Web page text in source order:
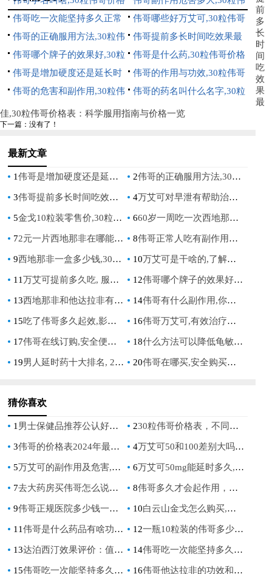
表：全面解析与购买指南
哥价格表：全面解析与价格指
南
伟哥吃一次能坚持多久正常
人,30粒伟哥价格表：全面解
析与价格指南
伟哥哪些好万艾可,30粒伟哥
价格表：全面分析与选购指南
伟哥的正确服用方法,30粒伟
哥价格表：全面指南与价格对
比
伟哥提前多长时间吃效果最
佳,30粒伟哥价格表：科学服
用指南与价格一览
伟哥哪个牌子的效果好,30粒
伟哥价格表：全面对比与选购
指南
伟哥是什么药,30粒伟哥价格
表：全面解析与价格指南
伟哥是增加硬度还是延长时
间,30粒伟哥价格表：全面解
析功效与价格指南
伟哥的作用与功效,30粒伟哥
价格表：全面解析与价格指南
伟哥的危害和副作用,30粒伟
哥价格表：全面解析与价格指
南
伟哥的药名叫什么名字,30粒
伟哥价格表：全面解析与购买
前
多
长
时
间
吃
效
果
最
佳,30粒伟哥价格表：科学服用指南与价格一览
下一篇：没有了！
最新文章
1伟哥是增加硬度还是延长时间_伟哥增加硬度还是延长时间 2伟哥的正确服用方法,30粒伟哥价格表：全面指南与价格对比
3伟哥提前多长时间吃效果最佳,30粒伟哥价格表：科学服用指南与价格一览 4万艾可对早泄有帮助治疗吗,30粒伟哥价格表：全面解析与购买指南
5金戈10粒装零售价,30粒伟哥价格表：2023年最新ED药物价格对比与购买指南 660岁一周吃一次西地那非可以吗,30粒伟哥价格表：老年男性用药指南与价格解析
72元一片西地那非在哪能买到,30粒伟哥价格表：最全购买指南与价格对比 8伟哥正常人吃有副作用吗,30粒伟哥价格表：全面解析与注意事项
9西地那非一盒多少钱,30粒伟哥价格表：全面了解男性健康药物价格与选购指南 10万艾可是干啥的,了解这个药物的作用与用途
11万艾可提前多久吃, 服用时间指南, 效果最佳时机 12伟哥哪个牌子的效果好,专家评测与选购指南
13西地那非和他达拉非有什么区别,药效持续时间,副作用对比,用药指南 14伟哥有什么副作用,你需要了解的常见不良反应与安全使用指南
15吃了伟哥多久起效,影响因素与最佳服用时间解析 16伟哥万艾可,有效治疗生活质量
17伟哥在线订购,安全便捷的男性健康解决方案 18什么方法可以降低龟敏,科学有效的**敏感度降低技巧分享
19男人延时药十大排名, 2023年最有效的男性延时产品排行榜单 20伟哥在哪买,安全购买伟哥的正规渠道指南
猜你喜欢
1男士保健品推荐公认好用第一名，全面解析健康之选 230粒伟哥价格表，不同品牌规格详细对比及购买建议
3伟哥的价格表2024年最新价格及购买指南 4万艾可50和100差别大吗,剂量不同效果差异详解
5万艾可的副作用及危害,长期服用或过量使用的严重后果 6万艾可50mg能延时多久,真实效果与服用方法详解
7去大药房买伟哥怎么说才能避免尴尬和误解 8伟哥多久才会起作用，服用后起效时间与影响因素全解析
9伟哥正规医院多少钱一盒,30粒伟哥价格表：全面解析与购买指南 10白云山金戈怎么购买,功效和价格详解
11伟哥是什么药品有啥功效,详细解析其作用机制与正确用法 12一瓶10粒装的伟哥多少钱,正品价格与购买渠道详解
13达泊西汀效果评价：值得期待的神奇效果！ 14伟哥吃一次能坚持多久，药效持续时间与正确服用方法解析
15伟哥吃一次能坚持多久,伟哥能让你坚持更久，这是科学如何解释的 16伟哥他达拉非的功效和作用,治疗男性勃起功能障碍的最佳选择